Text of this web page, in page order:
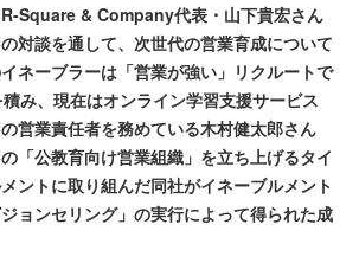
Square & Company代表・山下貴宏さん
対談を通して、次世代の営業育成について
ネーブラーは「営業が強い」リクルートで
み、現在はオンライン学習支援サービス
の営業責任者を務めている木村健太郎さん
「公教育向け営業組織」を立ち上げるタイ
ントに取り組んだ同社がイネーブルメント
ョンセリング」の実行によって得られた成